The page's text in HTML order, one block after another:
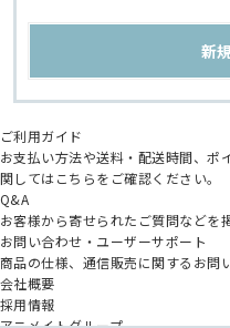
ご利用ガイド
お支払い方法や送料・配送時間、ポ
関してはこちらをご確認ください。
Q&A
お客様から寄せられたご質問などを
お問い合わせ・ユーザーサポート
商品の仕様、通信販売に関するお問
会社概要
採用情報